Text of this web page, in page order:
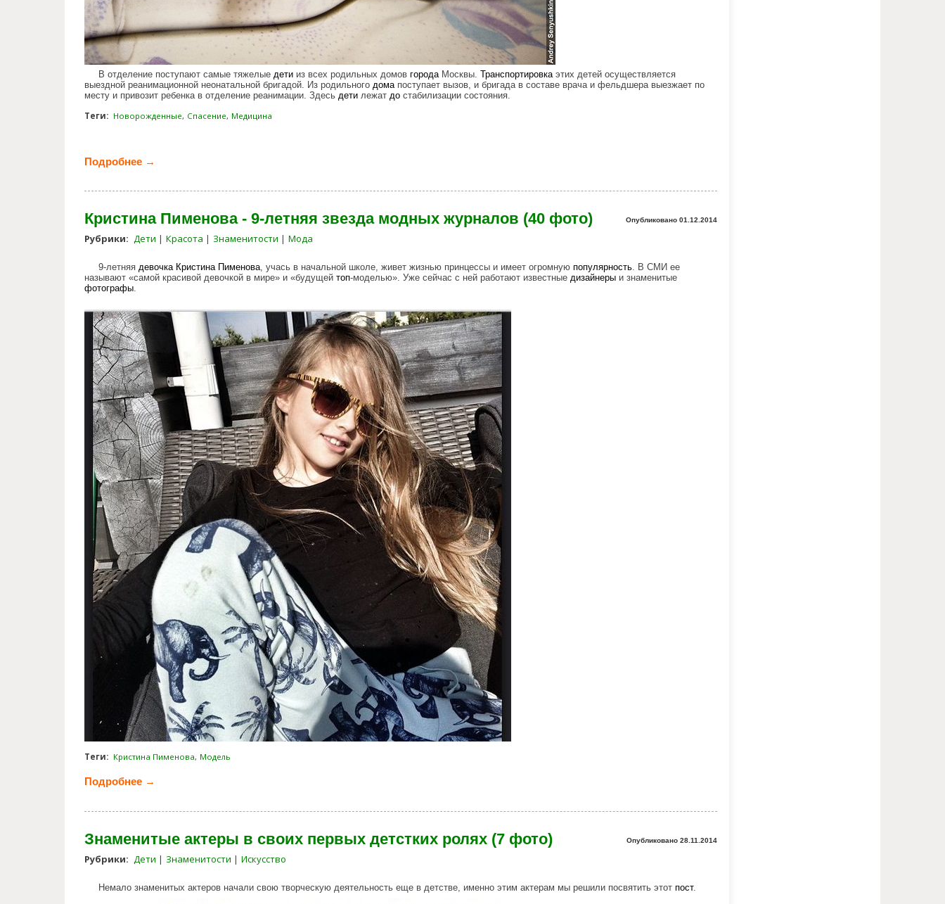
В отделение поступают самые тяжелые дети из всех родильных домов города Москвы. Транспортировка этих детей осуществляется
выездной реанимационной неонатальной бригадой. Из родильного дома поступает вызов, и бригада в составе врача и фельдшера выезжает по
месту и привозит ребенка в отделение реанимации. Здесь дети лежат до стабилизации состояния.
Теги: Новорожденные Спасение Медицина
Подробнее →
Кристина Пименова - 9-летняя звезда модных журналов (40 фото) Опубликовано 01.12.2014
Рубрики: Дети Красота Знаменитости Мода
9-летняя девочка Кристина Пименова, учась в начальной школе, живет жизнью принцессы и имеет огромную популярность. В СМИ ее
называют «самой красивой девочкой в мире» и «будущей топ-моделью». Уже сейчас с ней работают известные дизайнеры и знаменитые
фотографы.
christina_pimenov_9_year_old_star_of_fashion_magazines.jpg
Теги: Кристина Пименова Модель
Подробнее →
Знаменитые актеры в своих первых детстких ролях (7 фото) Опубликовано 28.11.2014
Рубрики: Дети Знаменитости Искусство
Немало знаменитых актеров начали свою творческую деятельность еще в детстве, именно этим актерам мы решили посвятить этот пост.